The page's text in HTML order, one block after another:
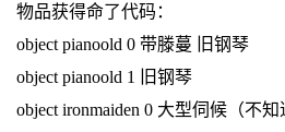
物品获得命了代码：
object pianoold 0 带滕蔓 旧钢琴
object pianoold 1 旧钢琴
object ironmaiden 0 大型伺候（不知